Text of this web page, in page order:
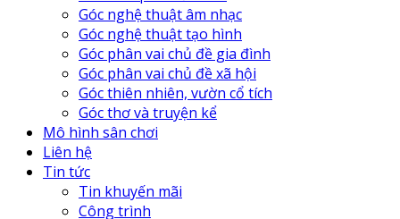
Góc nghệ thuật âm nhạc
Góc nghệ thuật tạo hình
Góc phân vai chủ đề gia đình
Góc phân vai chủ đề xã hội
Góc thiên nhiên, vườn cổ tích
Góc thơ và truyện kể
Mô hình sân chơi
Liên hệ
Tin tức
Tin khuyến mãi
Công trình